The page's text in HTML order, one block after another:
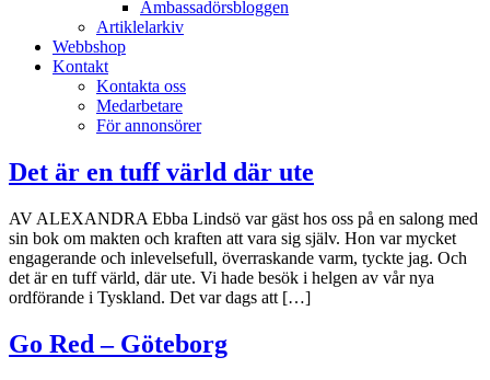
Ambassadörsbloggen
Artiklelarkiv
Webbshop
Kontakt
Kontakta oss
Medarbetare
För annonsörer
Det är en tuff värld där ute
AV ALEXANDRA Ebba Lindsö var gäst hos oss på en salong med
sin bok om makten och kraften att vara sig själv. Hon var mycket
engagerande och inlevelsefull, överraskande varm, tyckte jag. Och
det är en tuff värld, där ute. Vi hade besök i helgen av vår nya
ordförande i Tyskland. Det var dags att […]
Go Red – Göteborg